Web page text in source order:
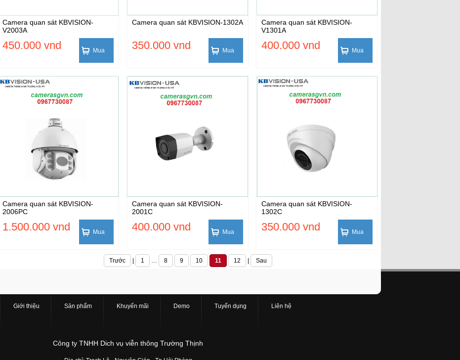
Camera quan sát KBVISION-
V2003A
450.000 vnd Mua
Camera quan sát KBVISION-1302A
350.000 vnd Mua
Camera quan sát KBVISION-
V1301A
400.000 vnd Mua
Camera quan sát KBVISION-
2006PC
1.500.000 vnd Mua
Camera quan sát KBVISION-
2001C
400.000 vnd Mua
Camera quan sát KBVISION-
1302C
350.000 vnd Mua
Trước 1 … 8 9 10 11 12 Sau
Giới thiệu Sản phẩm Khuyến mãi Demo Tuyển dụng Liên hệ
Công ty TNHH Dich vụ viễn thông Trường Thịnh